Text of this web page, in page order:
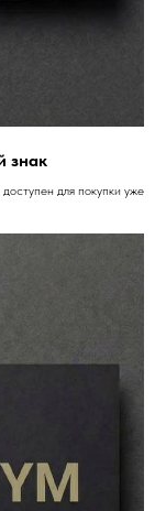
знак
для покупки уже